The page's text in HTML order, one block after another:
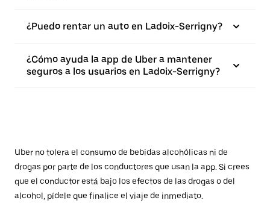
¿Puedo rentar un auto en Ladoix-Serrigny?
¿Cómo ayuda la app de Uber a mantener
seguros a los usuarios en Ladoix-Serrigny?
Uber no tolera el consumo de bebidas alcohólicas ni de
drogas por parte de los conductores que usan la app. Si crees
que el conductor está bajo los efectos de las drogas o del
alcohol, pídele que finalice el viaje de inmediato.